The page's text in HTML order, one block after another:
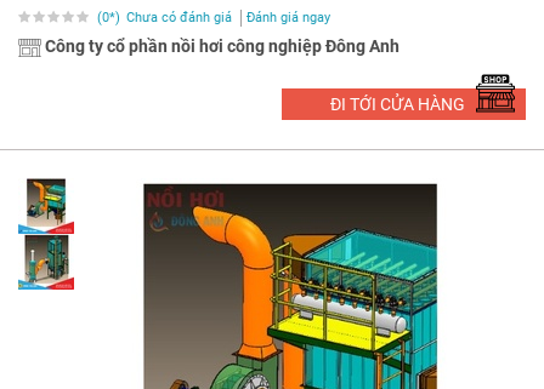
(0*) Chưa có đánh giá Đánh giá ngay
Công ty cổ phần nồi hơi công nghiệp Đông Anh
ĐI TỚI CỬA HÀNG